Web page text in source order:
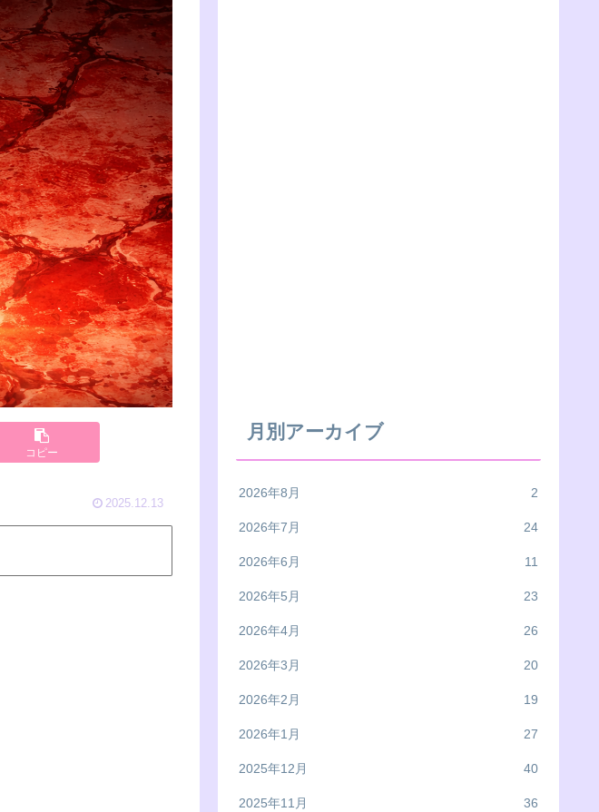
コピー
2025.12.13
月別アーカイブ
2026年8月 2
2026年7月 24
2026年6月 11
2026年5月 23
2026年4月 26
2026年3月 20
2026年2月 19
2026年1月 27
2025年12月 40
2025年11月 36